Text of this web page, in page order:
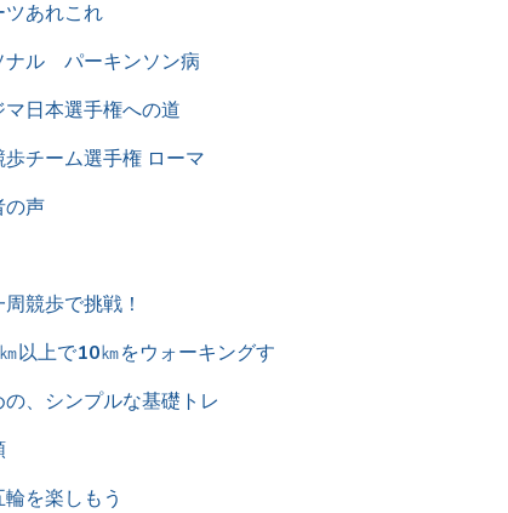
ツあれこれ
ナル パーキンソン病
マ日本選手権への道
歩チーム選手権 ローマ
の声
競歩で挑戦！
以上で10㎞をウォーキングす
の、シンプルな基礎トレ
を楽しもう